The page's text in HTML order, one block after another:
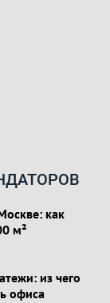
как
м²
из чего
офиса